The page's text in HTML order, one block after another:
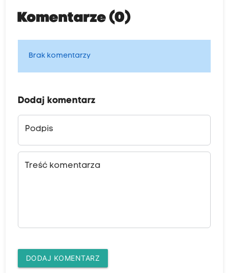
Komentarze (0)
Brak komentarzy
Dodaj komentarz
Podpis
Treść komentarza
DODAJ KOMENTARZ